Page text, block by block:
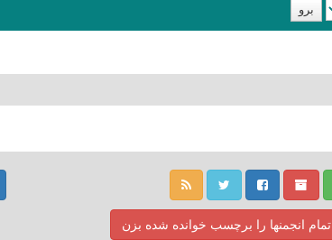
تمام انجمنها را برچسب خوانده شده بزن